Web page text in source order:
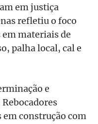
em justiça
refletiu o foco
materiais de
palha local, cal e
e
construção com